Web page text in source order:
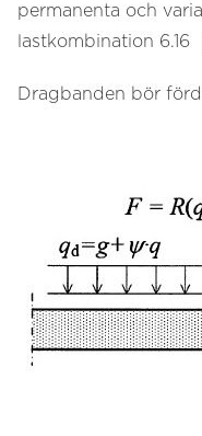
permanenta och
lastkombination
Dragbanden bör